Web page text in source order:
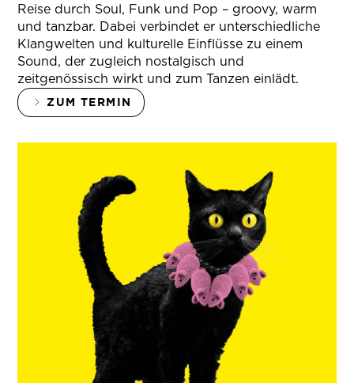
Reise durch Soul, Funk und Pop – groovy, warm
und tanzbar. Dabei verbindet er unterschiedliche
Klangwelten und kulturelle Einflüsse zu einem
Sound, der zugleich nostalgisch und
zeitgenössisch wirkt und zum Tanzen einlädt.
ZUM TERMIN